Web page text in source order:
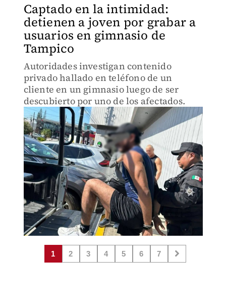
Captado en la intimidad:
detienen a joven por grabar a
usuarios en gimnasio de
Tampico
Autoridades investigan contenido
privado hallado en teléfono de un
cliente en un gimnasio luego de ser
descubierto por uno de los afectados.
1 2 3 4 5 6 7